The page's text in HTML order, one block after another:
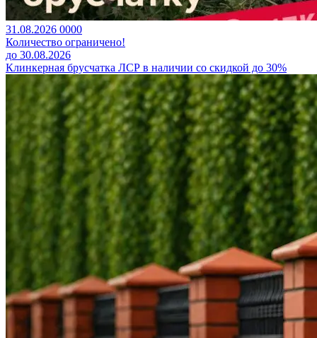
31.08.2026 0000
Количество ограничено!
до 30.08.2026
Клинкерная брусчатка ЛСР в наличии со скидкой до 30%